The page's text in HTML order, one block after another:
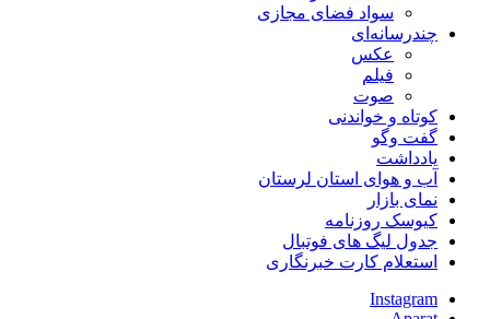
سواد فضای مجازی
چندرسانه‌ای
عكس
فیلم
صوت
کوتاه و خواندنی
گفت وگو
یادداشت
آب و هوای استان لرستان
نمای بازار
کیوسک روزنامه
جدول لیگ های فوتبال
استعلام کارت خبرنگاری
Instagram